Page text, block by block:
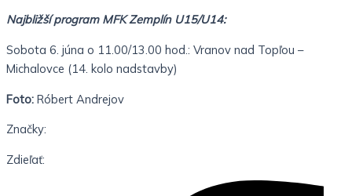
Najbližší program MFK Zemplín U15/U14:
Sobota 6. júna o 11.00/13.00 hod.: Vranov nad Topľou –
Michalovce (14. kolo nadstavby)
Foto: Róbert Andrejov
Značky:
Zdieľať: